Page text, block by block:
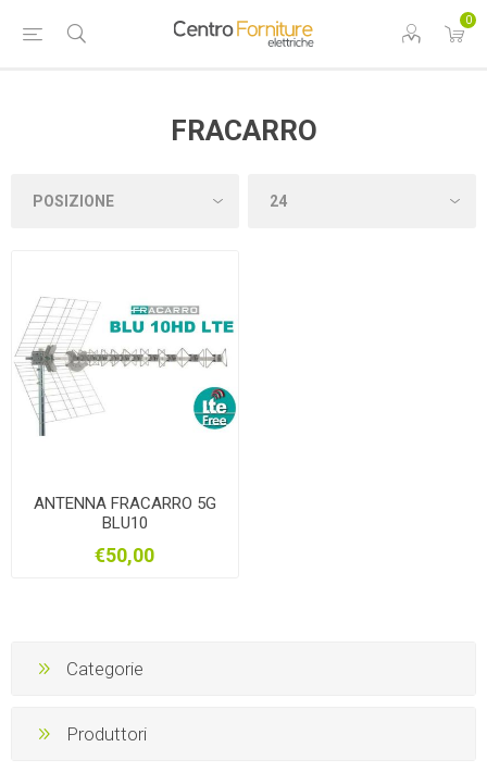
0
FRACARRO
ANTENNA FRACARRO 5G
BLU10
€50,00
Categorie
Produttori